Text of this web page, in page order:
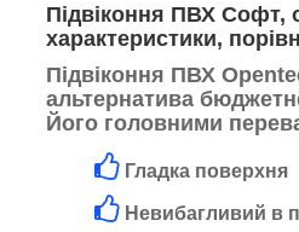
Підвіконня ПВХ Софт,
характеристики,
Підвіконня ПВХ
альтернатива
Його головними
Гладка поверхня
Невибагливий в